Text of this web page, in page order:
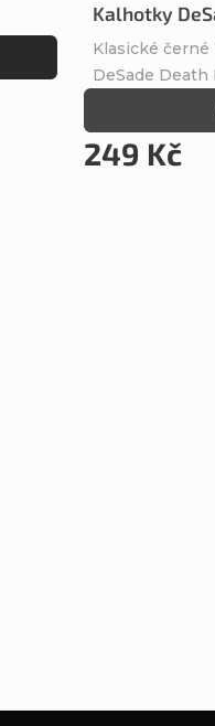
Kalhotky
249 Kč
Klasické
DeSade Death